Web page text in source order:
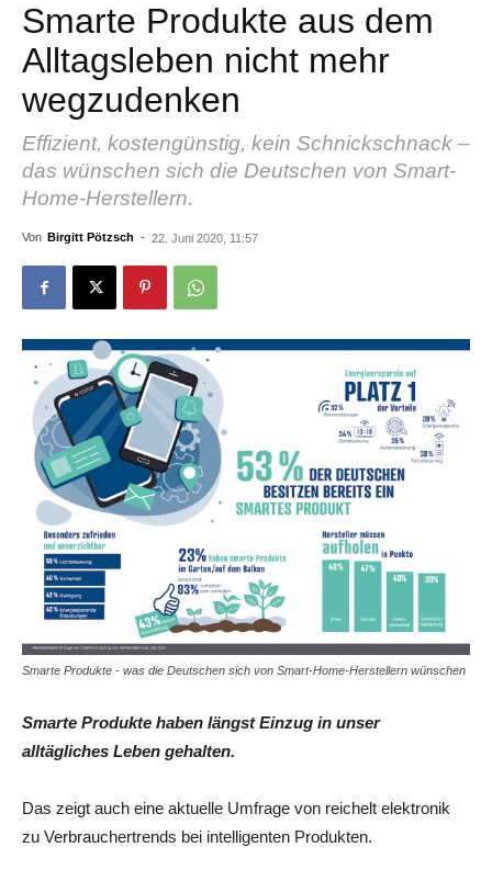
Smarte Produkte aus dem
Alltagsleben nicht mehr
wegzudenken
Effizient, kostengünstig, kein Schnickschnack –
das wünschen sich die Deutschen von Smart-
Home-Herstellern.
Von Birgitt Pötzsch - 22. Juni 2020, 11:57
Smarte Produkte - was die Deutschen sich von Smart-Home-Herstellern wünschen
Smarte Produkte haben längst Einzug in unser
alltägliches Leben gehalten.
Das zeigt auch eine aktuelle Umfrage von reichelt elektronik
zu Verbrauchertrends bei intelligenten Produkten.